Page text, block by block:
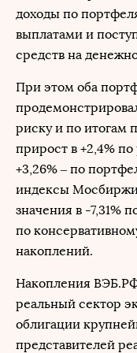
доходы по
выплатами и
средств на
При этом оба
риску и по итогам
прирост в +2,4%
+3,26% – по
индексы Мосбиржи
значения в -7,31%
по
накоплений.
Накопления
реальный сектор
облигации
представителей